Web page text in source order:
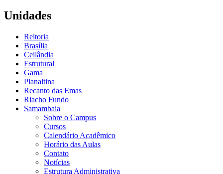
Unidades
Reitoria
Brasília
Ceilândia
Estrutural
Gama
Planaltina
Recanto das Emas
Riacho Fundo
Samambaia
Sobre o Campus
Cursos
Calendário Acadêmico
Horário das Aulas
Contato
Notícias
Estrutura Administrativa